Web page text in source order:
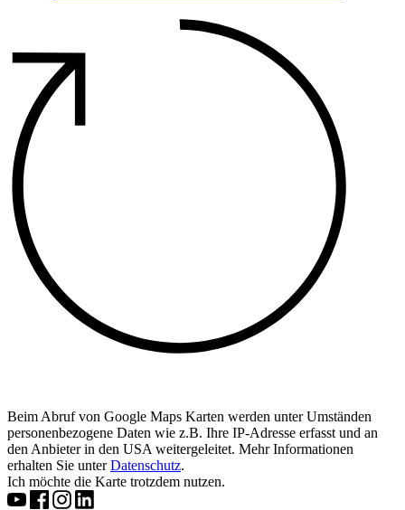
Beim Abruf von Google Maps Karten werden unter Umständen
personenbezogene Daten wie z.B. Ihre IP-Adresse erfasst und an
den Anbieter in den USA weitergeleitet. Mehr Informationen
erhalten Sie unterDatenschutz.
Ich möchte die Karte trotzdem nutzen.